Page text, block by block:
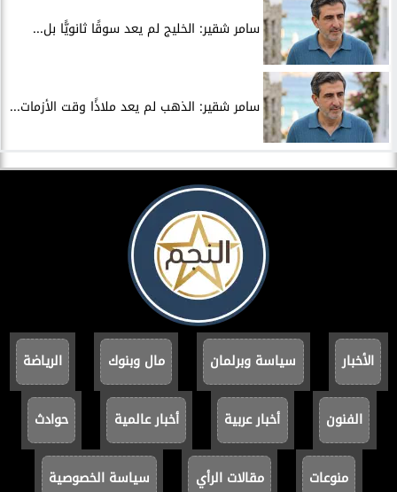
سامر شقير: الخليج لم يعد سوقًا ثانويًّا بل...
سامر شقير: الذهب لم يعد ملاذًا وقت الأزمات...
الأخبار سياسة وبرلمان مال وبنوك الرياضة
الفنون أخبار عربية أخبار عالمية حوادث
منوعات مقالات الرأي سياسة الخصوصية